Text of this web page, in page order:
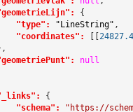
{
"type":
"LineString" ,
"coordinates":
[[
null
{
"schema":
"https://